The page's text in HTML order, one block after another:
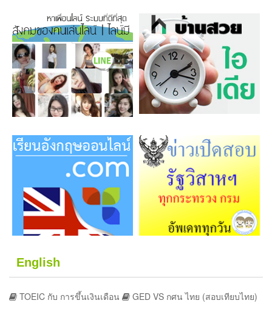
English
TOEIC กับ การขึ้นเงินเดือน
GED VS กศน ไทย (สอบเทียบไทย)